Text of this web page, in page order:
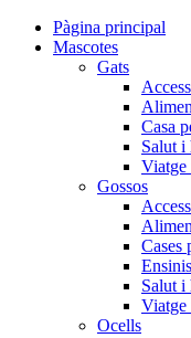
Pàgina principal
Mascotes
Gats
Casa
Salut i
Viatge
Gossos
Cases
Salut i
Viatge
Ocells